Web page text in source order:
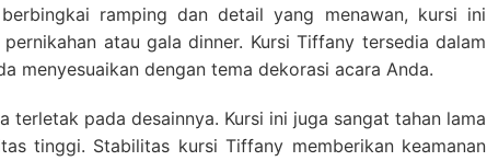
ramping dan detail yang menawan, kursi ini
atau gala dinner. Kursi Tiffany tersedia dalam
menyesuaikan dengan tema dekorasi acara Anda.
terletak pada desainnya. Kursi ini juga sangat tahan lama
tinggi. Stabilitas kursi Tiffany memberikan keamanan